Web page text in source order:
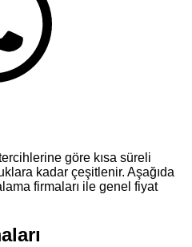
göre kısa süreli
kadar çeşitlenir. Aşağıda
firmaları ile genel fiyat